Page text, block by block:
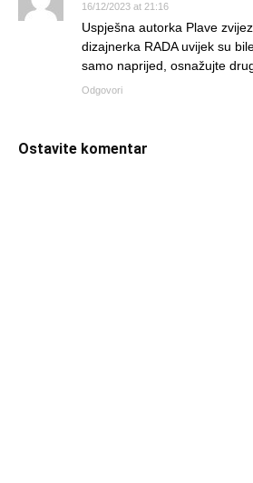
16/12/2023 at 21:16
Uspješna autorka Plave
dizajnerka RADA uvijek su
samo naprijed, osnažujte
Odgovori
Ostavite komentar